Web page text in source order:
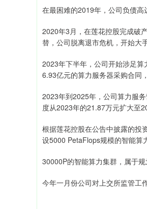
在最困难的2019年，公司负债高
2020年3月，在莲花控股完成破
替，公司脱离退市危机，开始大
2023年下半年，公司开始涉足
6.93亿元的算力服务器采购合同
2023年到2025年，公司算力服
度从2023年的21.87万元扩大至
根据莲花控股在公告中披露的投
设5000 PetaFlops规模的智能算
30000P的智能算力集群，属于
今年一月份公司对上交所监管工